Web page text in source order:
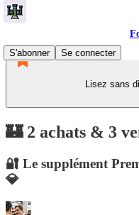
S'abonner
Se connecter
Lisez sans
🏰 2 achats & 3
🔐 Le supplément
💎